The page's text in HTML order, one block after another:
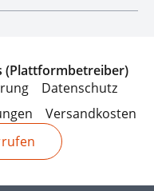
(Plattformbetreiber)
Datenschutz
Versandkosten